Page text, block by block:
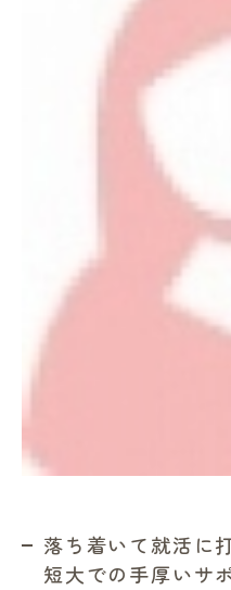
落ち着いて就活に
短大での手厚いサ